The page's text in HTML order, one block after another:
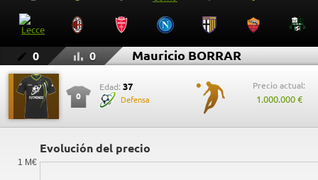
0 0 Mauricio BORRAR
0
Edad: 37
Defensa
Precio actual:
1.000.000 €
Evolución del precio
1 M€